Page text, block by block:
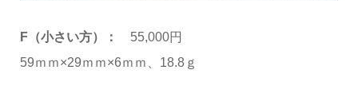
F（小さい方）：
55,000円
59ｍｍ×29ｍｍ×6ｍｍ、18.8ｇ